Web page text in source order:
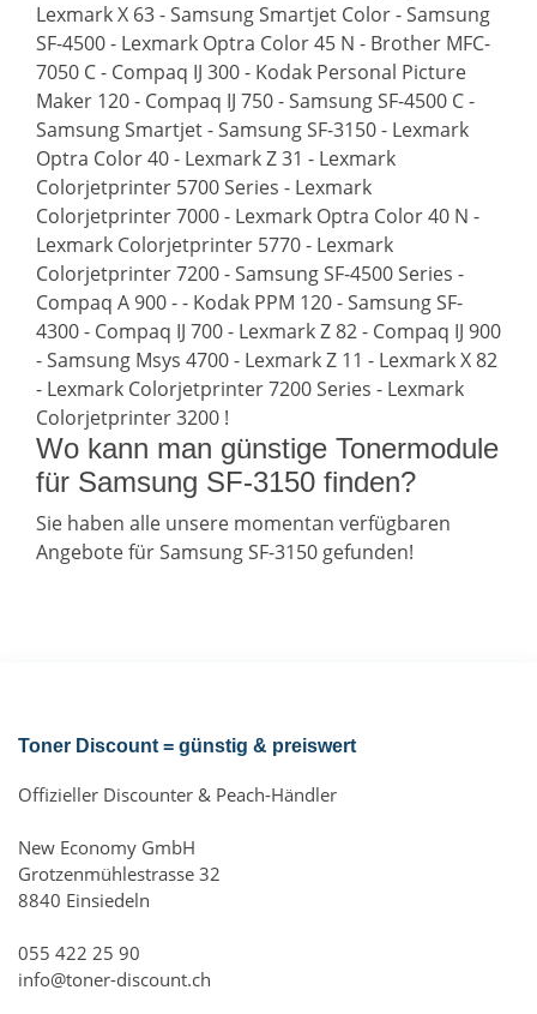
Lexmark X 63 - Samsung Smartjet Color - Samsung
SF-4500 - Lexmark Optra Color 45 N - Brother MFC-
7050 C - Compaq IJ 300 - Kodak Personal Picture
Maker 120 - Compaq IJ 750 - Samsung SF-4500 C -
Samsung Smartjet - Samsung SF-3150 - Lexmark
Optra Color 40 - Lexmark Z 31 - Lexmark
Colorjetprinter 5700 Series - Lexmark
Colorjetprinter 7000 - Lexmark Optra Color 40 N -
Lexmark Colorjetprinter 5770 - Lexmark
Colorjetprinter 7200 - Samsung SF-4500 Series -
Compaq A 900 - - Kodak PPM 120 - Samsung SF-
4300 - Compaq IJ 700 - Lexmark Z 82 - Compaq IJ 900
- Samsung Msys 4700 - Lexmark Z 11 - Lexmark X 82
- Lexmark Colorjetprinter 7200 Series - Lexmark
Colorjetprinter 3200 !
Wo kann man günstige Tonermodule
für Samsung SF-3150 finden?
Sie haben alle unsere momentan verfügbaren
Angebote für Samsung SF-3150 gefunden!
Toner Discount = günstig & preiswert
Offizieller Discounter & Peach-Händler
New Economy GmbH
Grotzenmühlestrasse 32
8840 Einsiedeln
055 422 25 90
info@toner-discount.ch